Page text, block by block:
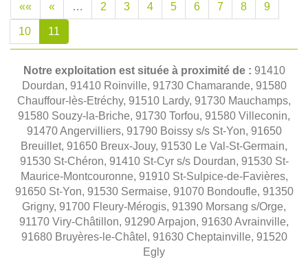
«« « … 2 3 4 5 6 7 8 9
10 11
Notre exploitation est située à proximité de : 91410
Dourdan, 91410 Roinville, 91730 Chamarande, 91580
Chauffour-lès-Etréchy, 91510 Lardy, 91730 Mauchamps,
91580 Souzy-la-Briche, 91730 Torfou, 91580 Villeconin,
91470 Angervilliers, 91790 Boissy s/s St-Yon, 91650
Breuillet, 91650 Breux-Jouy, 91530 Le Val-St-Germain,
91530 St-Chéron, 91410 St-Cyr s/s Dourdan, 91530 St-
Maurice-Montcouronne, 91910 St-Sulpice-de-Favières,
91650 St-Yon, 91530 Sermaise, 91070 Bondoufle, 91350
Grigny, 91700 Fleury-Mérogis, 91390 Morsang s/Orge,
91170 Viry-Châtillon, 91290 Arpajon, 91630 Avrainville,
91680 Bruyères-le-Châtel, 91630 Cheptainville, 91520
Egly